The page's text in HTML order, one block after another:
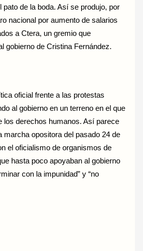
pato de la boda. Así se produjo, por
nacional por aumento de salarios
a Ctera, un gremio que
gobierno de Cristina Fernández.
oficial frente a las protestas
al gobierno en un terreno en el que
los derechos humanos. Así parece
marcha opositora del pasado 24 de
el oficialismo de organismos de
hasta poco apoyaban al gobierno
con la impunidad” y “no